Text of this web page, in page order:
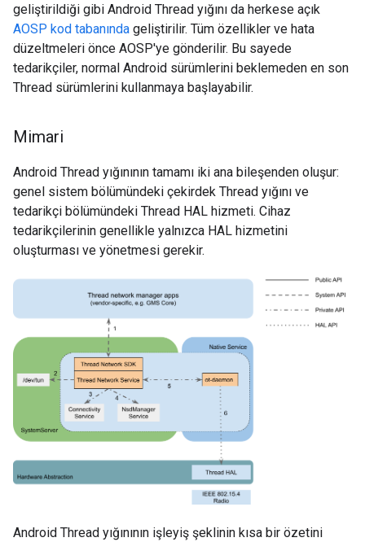
geliştirildiği gibi Android Thread yığını da herkese açık
AOSP kod tabanında geliştirilir. Tüm özellikler ve hata
düzeltmeleri önce AOSP'ye gönderilir. Bu sayede
tedarikçiler, normal Android sürümlerini beklemeden en son
Thread sürümlerini kullanmaya başlayabilir.
Mimari
Android Thread yığınının tamamı iki ana bileşenden oluşur:
genel sistem bölümündeki çekirdek Thread yığını ve
tedarikçi bölümündeki Thread HAL hizmeti. Cihaz
tedarikçilerinin genellikle yalnızca HAL hizmetini
oluşturması ve yönetmesi gerekir.
Android Thread yığınının işleyiş şeklinin kısa bir özetini